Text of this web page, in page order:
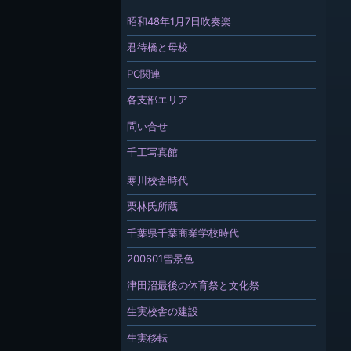
昭和48年1月7日吹奏楽
君待橋と母校
PC関連
各支部エリア
問い合せ
千工写真館
寒川校舎時代
栗林氏所蔵
千葉県千葉商業学校時代
200601雪景色
津田沼最後の体育祭と文化祭
生実校舎の建設
生実移転